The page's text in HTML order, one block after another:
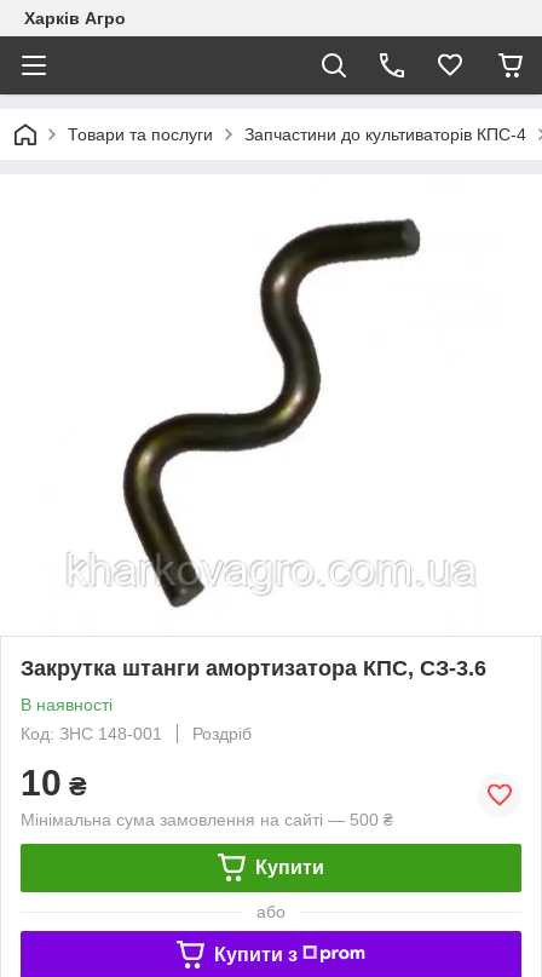
Харків Агро
Товари та послуги Запчастини до культиваторів КПС-4
Закрутка штанги амортизатора КПС, СЗ-3.6
В наявності
Код: ЗНС 148-001
Роздріб
10 ₴
Мінімальна сума замовлення на сайті — 500 ₴
Купити
або
Купити з